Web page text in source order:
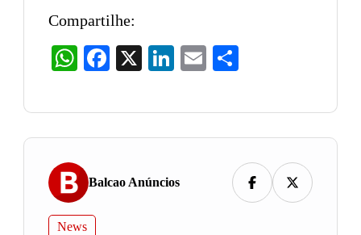
Compartilhe:
WhatsAppFacebook LinkedIn
Email
Balcao Anúncios
News